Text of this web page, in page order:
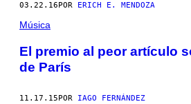
03.22.16POR ERICH E. MENDOZA
Música
El premio al peor artículo
de París
11.17.15POR IAGO FERNÁNDEZ